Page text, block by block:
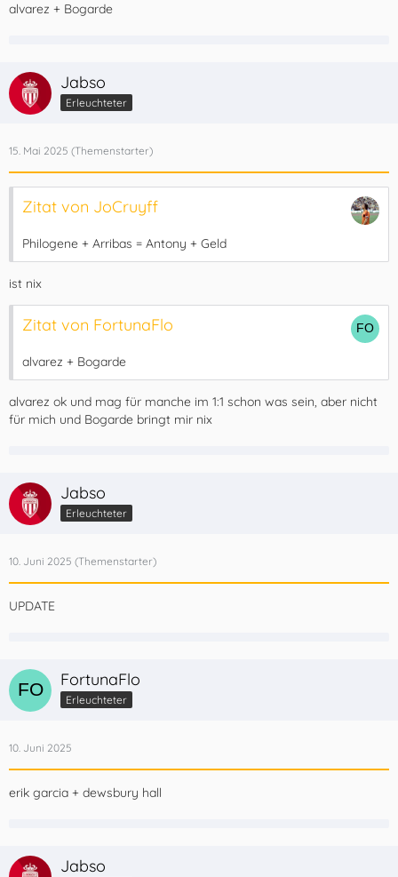
alvarez + Bogarde
Jabso
Erleuchteter
15. Mai 2025
Zitat von JoCruyff
Philogene + Arribas = Antony + Geld
ist nix
Zitat von FortunaFlo
alvarez + Bogarde
alvarez ok und mag für manche im 1:1 schon was sein, aber nicht
für mich und Bogarde bringt mir nix
Jabso
Erleuchteter
10. Juni 2025
UPDATE
FortunaFlo
Erleuchteter
10. Juni 2025
erik garcia + dewsbury hall
Jabso